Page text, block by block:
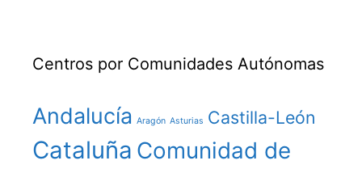
Centros por Comunidades Autónomas
Andalucía Aragón Asturias Castilla-León
Cataluña Comunidad de